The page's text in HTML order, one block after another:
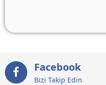
Facebook
Bizi Takip Edin